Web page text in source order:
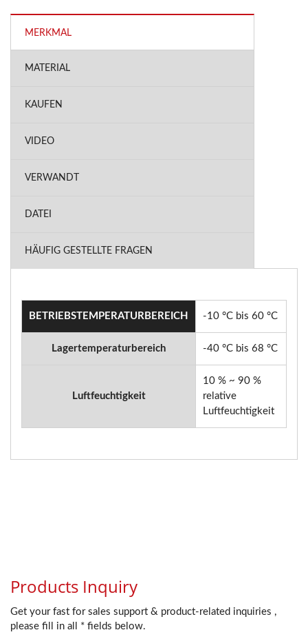
MERKMAL
MATERIAL
KAUFEN
VIDEO
VERWANDT
DATEI
HÄUFIG GESTELLTE FRAGEN
BETRIEBSTEMPERATURBEREICH -10 °C bis 60 °C
Lagertemperaturbereich -40 °C bis 68 °C
Luftfeuchtigkeit
10 % ~ 90 %
relative
Luftfeuchtigkeit